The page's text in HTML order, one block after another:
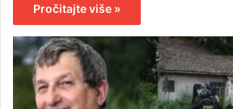
Pročitajte više »